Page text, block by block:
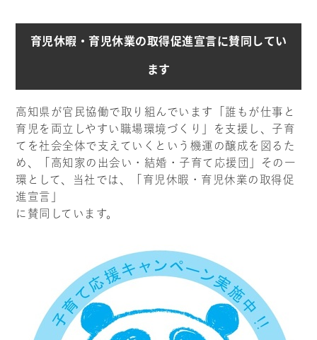
育児休暇・育児休業の取得促進宣言に賛同してい
ます
高知県が官民協働で取り組んでいます「誰もが仕事と
育児を両立しやすい職場環境づくり」を支援し、子育
てを社会全体で支えていくという機運の醸成を図るた
め、「高知家の出会い・結婚・子育て応援団」その一
環として、当社では、「育児休暇・育児休業の取得促
進宣言」
に賛同しています。